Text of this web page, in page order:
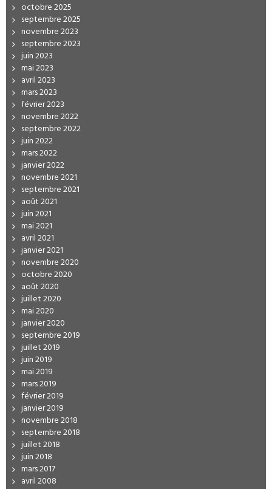
octobre 2025
septembre 2025
novembre 2023
septembre 2023
juin 2023
mai 2023
avril 2023
mars 2023
février 2023
novembre 2022
septembre 2022
juin 2022
mars 2022
janvier 2022
novembre 2021
septembre 2021
août 2021
juin 2021
mai 2021
avril 2021
janvier 2021
novembre 2020
octobre 2020
août 2020
juillet 2020
mai 2020
janvier 2020
septembre 2019
juillet 2019
juin 2019
mai 2019
mars 2019
février 2019
janvier 2019
novembre 2018
septembre 2018
juillet 2018
juin 2018
mars 2017
avril 2008